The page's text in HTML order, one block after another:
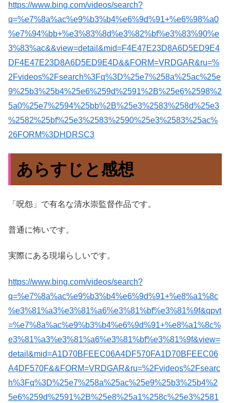
https://www.bing.com/videos/search?
q=%e7%8a%ac%e9%b3%b4%e6%9d%91+%e6%98%a0
%e7%94%bb+%e3%83%8d%e3%82%bf%e3%83%90%e
3%83%ac&&view=detail&mid=F4E47E23D8A6D5ED9E4
DF4E47E23D8A6D5ED9E4D&&FORM=VRDGAR&ru=%
2Fvideos%2Fsearch%3Fq%3D%25e7%258a%25ac%25e
9%25b3%25b4%25e6%259d%2591%2B%25e6%2598%2
5a0%25e7%2594%25bb%2B%25e3%2583%258d%25e3
%2582%25bf%25e3%2583%2590%25e3%2583%25ac%
26FORM%3DHDRSC3
あらすじと感想
「呪怨」で有名な清水崇監督作品です。
普通に怖いです。
実際にある現場らしいです。
https://www.bing.com/videos/search?
q=%e7%8a%ac%e9%b3%b4%e6%9d%91+%e8%a1%8c
%e3%81%a3%e3%81%a6%e3%81%bf%e3%81%9f&qpvt
=%e7%8a%ac%e9%b3%b4%e6%9d%91+%e8%a1%8c%
e3%81%a3%e3%81%a6%e3%81%bf%e3%81%9f&view=
detail&mid=A1D70BFEEC06A4DF570FA1D70BFEEC06
A4DF570F&&FORM=VRDGAR&ru=%2Fvideos%2Fsearc
h%3Fq%3D%25e7%258a%25ac%25e9%25b3%25b4%2
5e6%259d%2591%2B%25e8%25a1%258c%25e3%2581